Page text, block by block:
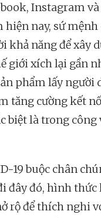
Instagram
hiện nay, sứ mệnh
khả năng để xây
giới xích lại gần
phẩm lấy
tăng cường kết
biệt là trong
19 buộc chân
đây đó, hình
rộ để thích nghi